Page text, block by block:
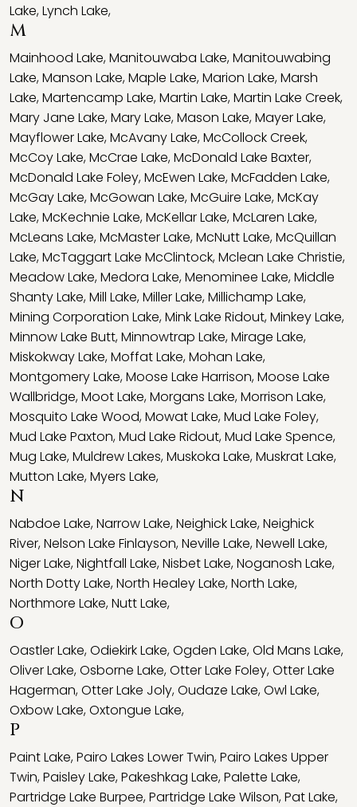
Lake,Lynch Lake,
M
Mainhood Lake,Manitouwaba Lake,Manitouwabing
Lake,Manson Lake,Maple Lake,Marion Lake,Marsh
Lake,Martencamp Lake,Martin Lake,Martin Lake Creek,
Mary Jane Lake,Mary Lake,Mason Lake,Mayer Lake,
Mayflower Lake,McAvany Lake,McCollock Creek,
McCoy Lake,McCrae Lake,McDonald Lake Baxter,
McDonald Lake Foley,McEwen Lake,McFadden Lake,
McGay Lake,McGowan Lake,McGuire Lake,McKay
Lake,McKechnie Lake,McKellar Lake,McLaren Lake,
McLeans Lake,McMaster Lake,McNutt Lake,McQuillan
Lake,McTaggart Lake McClintock,Mclean Lake Christie,
Meadow Lake,Medora Lake,Menominee Lake,Middle
Shanty Lake,Mill Lake,Miller Lake,Millichamp Lake,
Mining Corporation Lake,Mink Lake Ridout,Minkey Lake,
Minnow Lake Butt,Minnowtrap Lake,Mirage Lake,
Miskokway Lake,Moffat Lake,Mohan Lake,
Montgomery Lake,Moose Lake Harrison,Moose Lake
Wallbridge,Moot Lake,Morgans Lake,Morrison Lake,
Mosquito Lake Wood,Mowat Lake,Mud Lake Foley,
Mud Lake Paxton,Mud Lake Ridout,Mud Lake Spence,
Mug Lake,Muldrew Lakes,Muskoka Lake,Muskrat Lake,
Mutton Lake,Myers Lake,
N
Nabdoe Lake,Narrow Lake,Neighick Lake,Neighick
River,Nelson Lake Finlayson,Neville Lake,Newell Lake,
Niger Lake,Nightfall Lake,Nisbet Lake,Noganosh Lake,
North Dotty Lake,North Healey Lake,North Lake,
Northmore Lake,Nutt Lake,
O
Oastler Lake,Odiekirk Lake,Ogden Lake,Old Mans Lake,
Oliver Lake,Osborne Lake,Otter Lake Foley,Otter Lake
Hagerman,Otter Lake Joly,Oudaze Lake,Owl Lake,
Oxbow Lake,Oxtongue Lake,
P
Paint Lake,Pairo Lakes Lower Twin,Pairo Lakes Upper
Twin,Paisley Lake,Pakeshkag Lake,Palette Lake,
Partridge Lake Burpee,Partridge Lake Wilson,Pat Lake,